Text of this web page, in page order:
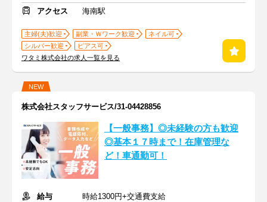
アクセス
海南駅
主婦(夫)歓迎 副業・Ｗワーク歓迎
ネイル可
シルバー歓迎
ピアス可
ワタミ株式会社の求人一覧を見る
NEW
株式会社スタッフサービス/31-04428856
【一般事務】◎未経験の方も歓迎
◎基本１７時まで！在庫管理な
ど！車通勤可！
給与
時給1300円+交通費支給